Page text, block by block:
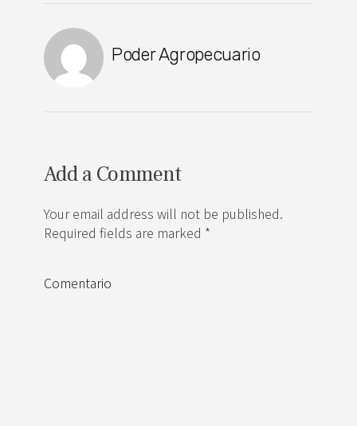
Poder Agropecuario
Add a Comment
Your email address will not be published.
Required fields are marked *
Comentario